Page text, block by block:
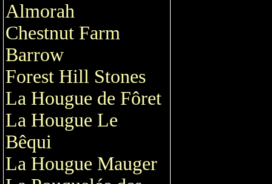
Almorah
Chestnut Farm
Barrow
Forest Hill Stones
La Hougue de Fôret
La Hougue Le
Bêqui
La Hougue Mauger